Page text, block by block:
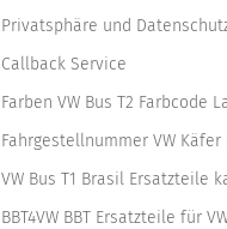
Privatsphäre und
Callback Service
Farben VW Bus T2 Farbcode
Fahrgestellnummer VW Käfer
VW Bus T1 Brasil Ersatzteile
BBT4VW BBT Ersatzteile für